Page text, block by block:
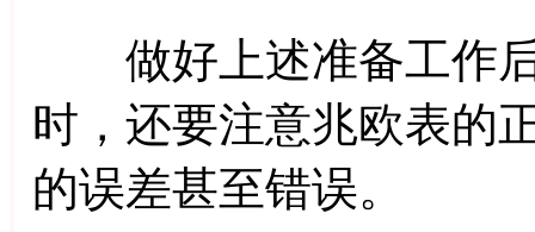
做好上述准备工作后
时，还要注意兆欧表的
的误差甚至错误。